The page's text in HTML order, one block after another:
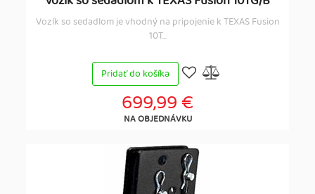
Vozík so sedadlom je vhodný na pripojenie k TEXAS Fusion
10T...
Pridať do košíka
699,99 €
NA OBJEDNÁVKU